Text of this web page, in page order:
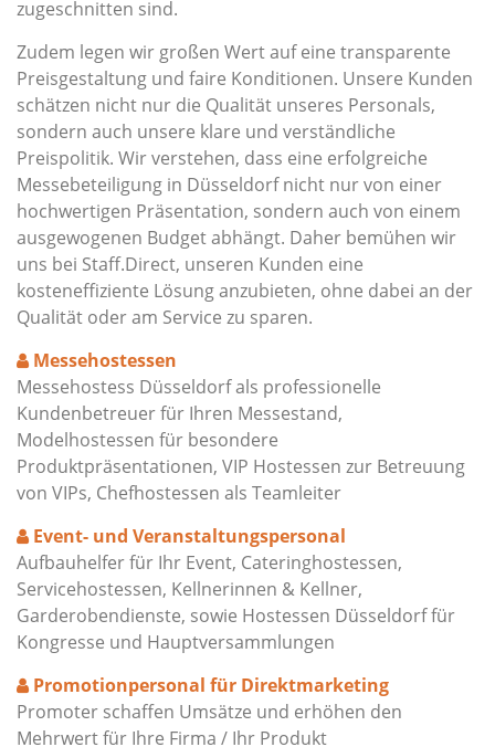
zugeschnitten sind.
Zudem legen wir großen Wert auf eine transparente
Preisgestaltung und faire Konditionen. Unsere Kunden
schätzen nicht nur die Qualität unseres Personals,
sondern auch unsere klare und verständliche
Preispolitik. Wir verstehen, dass eine erfolgreiche
Messebeteiligung in Düsseldorf nicht nur von einer
hochwertigen Präsentation, sondern auch von einem
ausgewogenen Budget abhängt. Daher bemühen wir
uns bei Staff.Direct, unseren Kunden eine
kosteneffiziente Lösung anzubieten, ohne dabei an der
Qualität oder am Service zu sparen.
Messehostessen
Messehostess Düsseldorf als professionelle
Kundenbetreuer für Ihren Messestand,
Modelhostessen für besondere
Produktpräsentationen, VIP Hostessen zur Betreuung
von VIPs, Chefhostessen als Teamleiter
Event- und Veranstaltungspersonal
Aufbauhelfer für Ihr Event, Cateringhostessen,
Servicehostessen, Kellnerinnen & Kellner,
Garderobendienste, sowie Hostessen Düsseldorf für
Kongresse und Hauptversammlungen
Promotionpersonal für Direktmarketing
Promoter schaffen Umsätze und erhöhen den
Mehrwert für Ihre Firma / Ihr Produkt